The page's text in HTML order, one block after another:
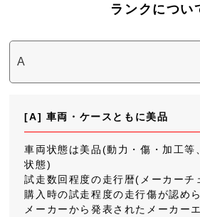
ランクについ
[A] 車両・ケースともに美品
車両状態は美品(動力・傷・加工等
状態)
試走数回程度の走行暦(メーカーチ
購入時の試走程度の走行傷が認め
メーカーから発表されたメーカー